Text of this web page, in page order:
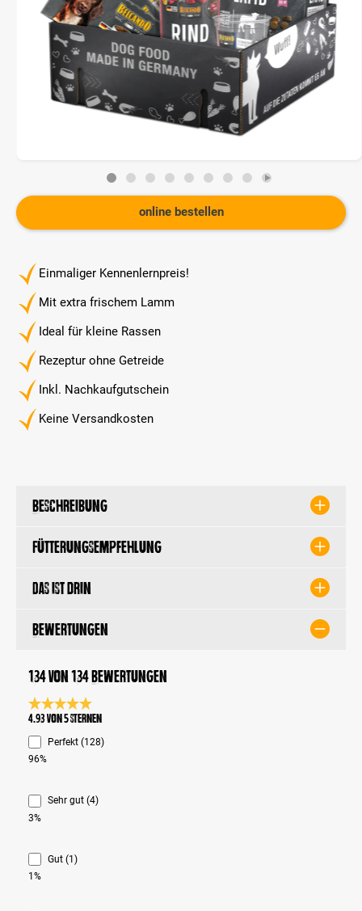
Einmaliger Kennenlernpreis!
Mit extra frischem Lamm
Ideal für kleine Rassen
Rezeptur ohne Getreide
Inkl. Nachkaufgutschein
Keine Versandkosten
online bestellen
Beschreibung
Fütterungsempfehlung
Das ist drin
Bewertungen
134 von 134 Bewertungen
Durchschnittliche Bewertung 4.9 von 5 Sternen
4.93 von 5 Sternen
Perfekt (128)
96%
Sehr gut (4)
3%
Gut (1)
1%